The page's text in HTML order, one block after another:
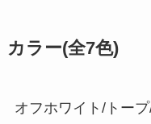
カラー(全7色)
オフホワイト/トー